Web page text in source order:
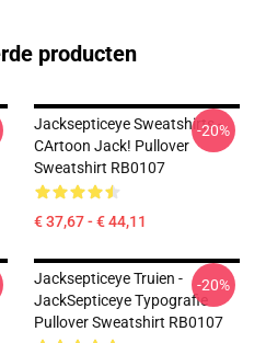
producten
Jacksepticeye Sweatshirts -
CArtoon Jack! Pullover
Sweatshirt RB0107
€ 37,67 - € 44,11
-20%
Jacksepticeye Truien -
JackSepticeye Typografie
Pullover Sweatshirt RB0107
-20%